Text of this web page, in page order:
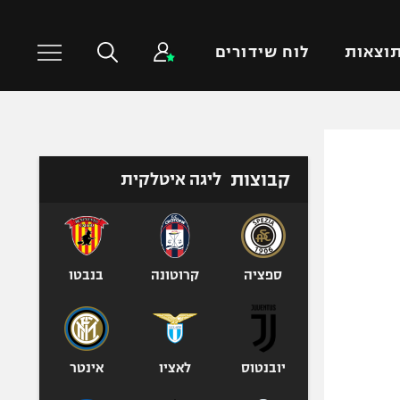
תוצאות לוח שידורים
טניס
כדורעף
אגרוף
ספורט אולימפי
קבוצות ליגה איטלקית
ספציה קרוטונה בנבטו
יובנטוס לאציו אינטר